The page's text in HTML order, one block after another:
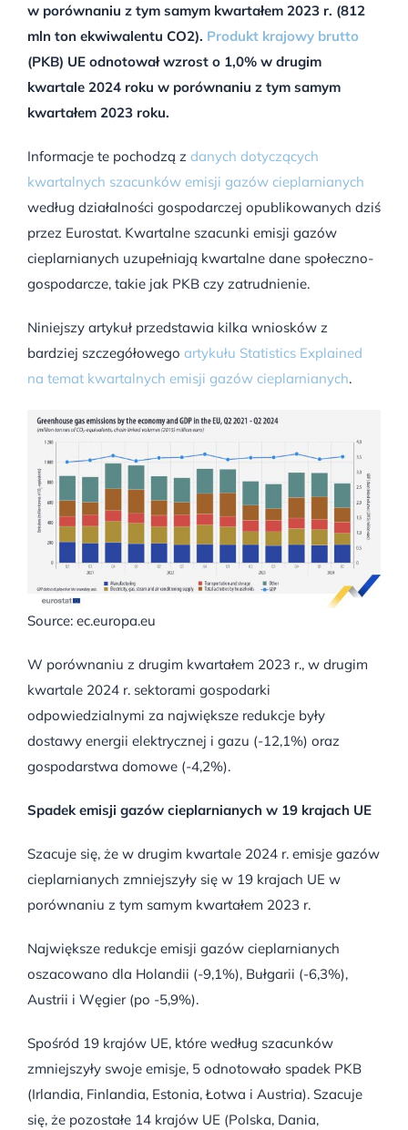
w porównaniu z tym samym kwartałem 2023 r. (812
mln ton ekwiwalentu CO2). Produkt krajowy brutto
(PKB) UE odnotował wzrost o 1,0% w drugim
kwartale 2024 roku w porównaniu z tym samym
kwartałem 2023 roku.
Informacje te pochodzą z danych dotyczących
kwartalnych szacunków emisji gazów cieplarnianych
według działalności gospodarczej opublikowanych dziś
przez Eurostat. Kwartalne szacunki emisji gazów
cieplarnianych uzupełniają kwartalne dane społeczno-
gospodarcze, takie jak PKB czy zatrudnienie.
Niniejszy artykuł przedstawia kilka wniosków z
bardziej szczegółowego artykułu Statistics Explained
na temat kwartalnych emisji gazów cieplarnianych.
Source: ec.europa.eu
W porównaniu z drugim kwartałem 2023 r., w drugim
kwartale 2024 r. sektorami gospodarki
odpowiedzialnymi za największe redukcje były
dostawy energii elektrycznej i gazu (-12,1%) oraz
gospodarstwa domowe (-4,2%).
Spadek emisji gazów cieplarnianych w 19 krajach UE
Szacuje się, że w drugim kwartale 2024 r. emisje gazów
cieplarnianych zmniejszyły się w 19 krajach UE w
porównaniu z tym samym kwartałem 2023 r.
Największe redukcje emisji gazów cieplarnianych
oszacowano dla Holandii (-9,1%), Bułgarii (-6,3%),
Austrii i Węgier (po -5,9%).
Spośród 19 krajów UE, które według szacunków
zmniejszyły swoje emisje, 5 odnotowało spadek PKB
(Irlandia, Finlandia, Estonia, Łotwa i Austria). Szacuje
się, że pozostałe 14 krajów UE (Polska, Dania,